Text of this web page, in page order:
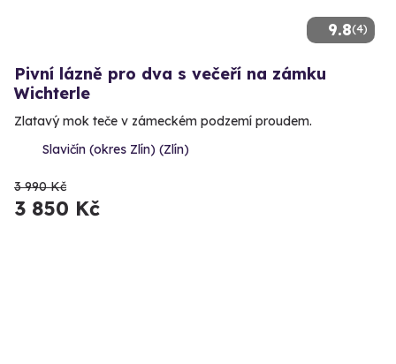
9.8(4)
Pivní lázně pro dva s večeří na zámku
Wichterle
Zlatavý mok teče v zámeckém podzemí proudem.
Slavičín (okres Zlín) (Zlín)
3 990 Kč
3 850 Kč